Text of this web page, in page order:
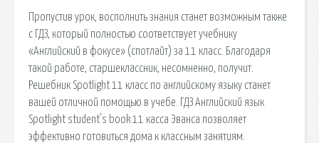
Пропустив урок, восполнить знания станет возможным также
с ГДЗ, который полностью соответствует учебнику
«Английский в фокусе» (спотлайт) за 11 класс. Благодаря
такой работе, старшеклассник, несомненно, получит.
Решебник Spotlight 11 класс по английскому языку станет
вашей отличной помощью в учебе. ГДЗ Английский язык
Spotlight student's book 11 касса Эванса позволяет
эффективно готовиться дома к классным занятиям.